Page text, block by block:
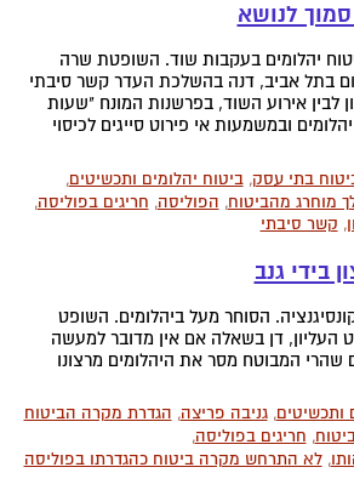
יהלומים בעקבות שוד. השופטת שרה
בתל אביב, דנה בהשלכת העדר קשר סיבתי
לבין אירוע השוד, בפרשנות המונח "שעות
ובמשמעות אי פירוט סייגים לכיסוי
בתי עסק,ביטוח יהלומים ותכשיטים,
מוחרג מהביטוח, הפוליסה, חריגים בפוליסה,
, קשר סיבתי
הסוחר מעל ביהלומים. השופט
דן בשאלה אם אין מדובר למעשה
שהרי המבוטח מסר את היהלומים מרצונו
ותכשיטים,גניבה פריצה, הגדרת מקרה הביטוח
, חריגים בפוליסה,
,לא התרחש מקרה ביטוח כהגדרתו בפוליסה